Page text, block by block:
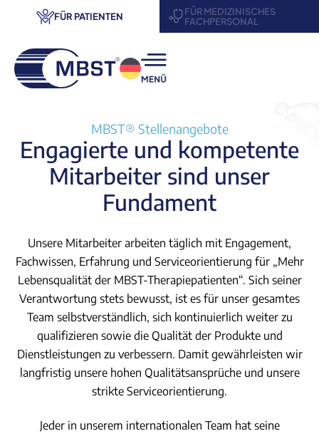
FÜR PATIENTEN
FÜR MEDIZINISCHES
FACHPERSONAL
& Forschung
MBST® Stellenangebote
Engagierte und kompetente
Mitarbeiter sind unser
Fundament
Unsere Mitarbeiter arbeiten täglich mit Engagement,
Fachwissen, Erfahrung und Serviceorientierung für „Mehr
Lebensqualität der MBST-Therapiepatienten“. Sich seiner
Verantwortung stets bewusst, ist es für unser gesamtes
Team selbstverständlich, sich kontinuierlich weiter zu
qualifizieren sowie die Qualität der Produkte und
Dienstleistungen zu verbessern. Damit gewährleisten wir
langfristig unsere hohen Qualitätsansprüche und unsere
strikte Serviceorientierung.
Jeder in unserem internationalen Team hat seine